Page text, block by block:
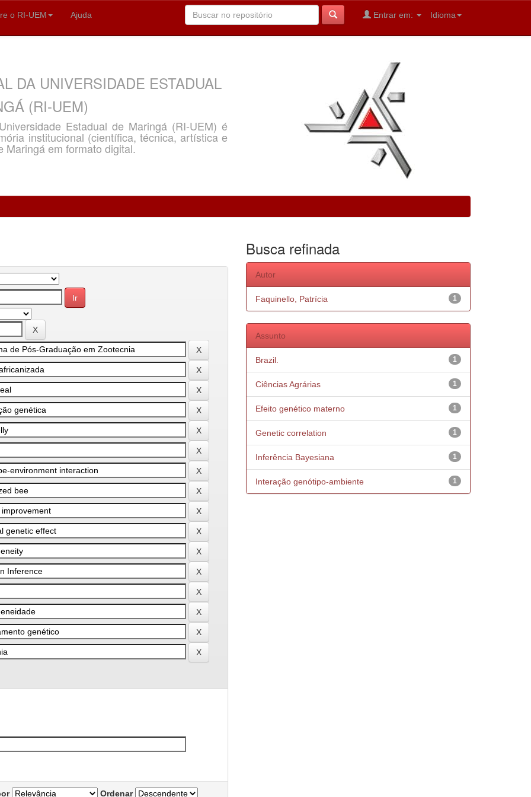
o RI-UEM Ajuda Idioma
Entrar em:
DA UNIVERSIDADE ESTADUAL
(RI-UEM)
Estadual de Maringá (RI-UEM) é
institucional (científica, técnica, artística e
Maringá em formato digital.
Ordenar
Busca refinada
Autor
1
Faquinello, Patrícia
Assunto
1
Brazil.
1
Ciências Agrárias
1
Efeito genético materno
1
Genetic correlation
1
Inferência Bayesiana
1
Interação genótipo-ambiente